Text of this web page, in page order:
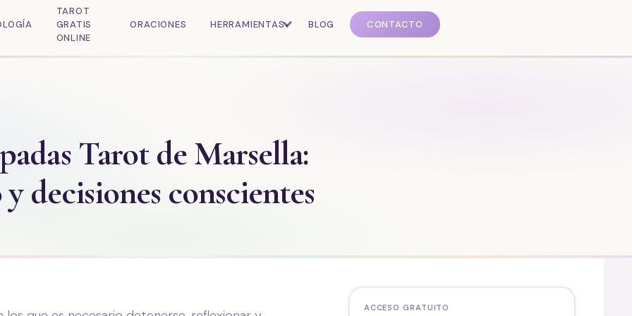
TAROT
GRATIS
ONLINE
ORACIONES HERRAMIENTAS BLOG CONTACTO
Tarot de Marsella:
decisiones conscientes
ACCESO GRATUITO